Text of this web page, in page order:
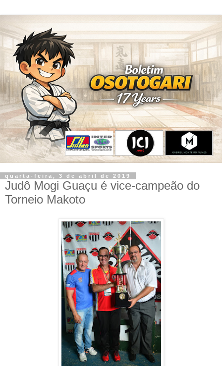
quarta-feira, 3 de abril de 2019
Judô Mogi Guaçu é vice-campeão do
Torneio Makoto